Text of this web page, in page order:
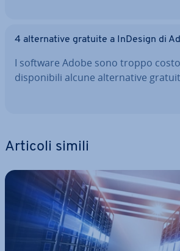
4 al­ter­na­ti­ve gratuite a InDesign di
I software Adobe sono troppo
di­spo­ni­bi­li alcune al­ter­na­ti­ve
Articoli simili